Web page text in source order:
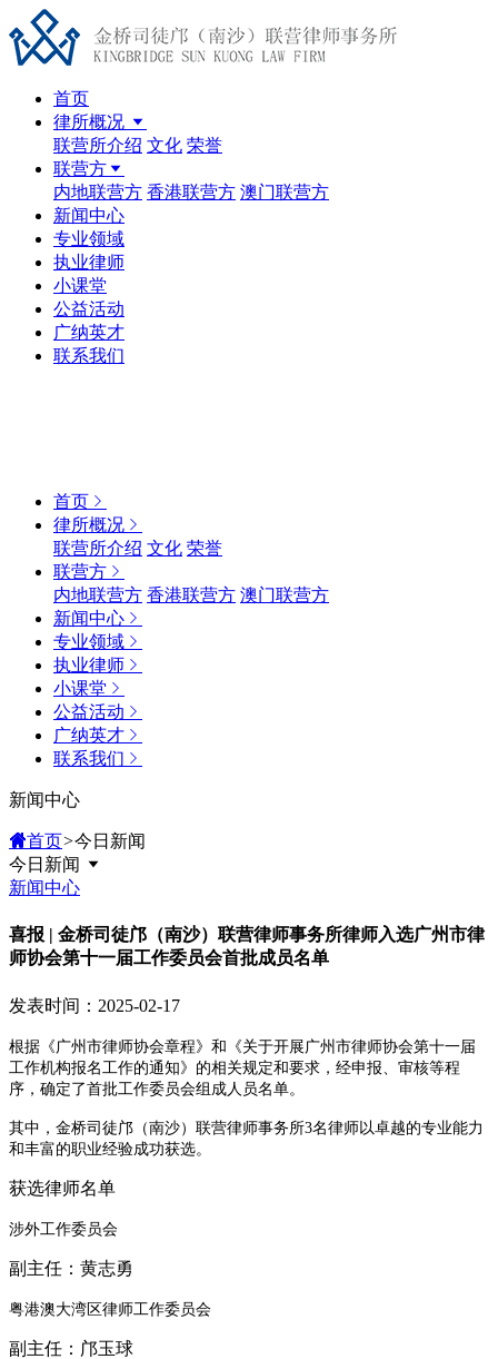
首页
律所概况
联营所介绍 文化 荣誉
联营方
内地联营方 香港联营方 澳门联营方
新闻中心
专业领域
执业律师
小课堂
公益活动
广纳英才
联系我们
首页
律所概况
联营所介绍 文化 荣誉
联营方
内地联营方 香港联营方 澳门联营方
新闻中心
专业领域
执业律师
小课堂
公益活动
广纳英才
联系我们
新闻中心
首页>今日新闻
今日新闻
新闻中心
喜报 | 金桥司徒邝（南沙）联营律师事务所律师入选广州市律
师协会第十一届工作委员会首批成员名单
发表时间：2025-02-17
根据《广州市律师协会章程》和《关于开展广州市律师协会第十一届
工作机构报名工作的通知》的相关规定和要求，经申报、审核等程
序，确定了首批工作委员会组成人员名单。
其中，金桥司徒邝（南沙）联营律师事务所3名律师以卓越的专业能力
和丰富的职业经验成功获选。
获选律师名单
涉外工作委员会
副主任：黄志勇
粤港澳大湾区律师工作委员会
副主任：邝玉球